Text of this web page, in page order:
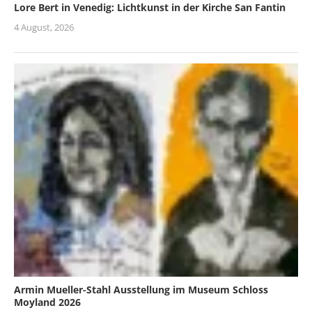
Lore Bert in Venedig: Lichtkunst in der Kirche San Fantin
4 August, 2026
Armin Mueller-Stahl Ausstellung im Museum Schloss
Moyland 2026